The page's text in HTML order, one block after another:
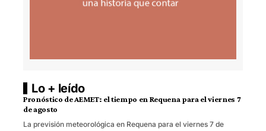
Lo + leído
Pronóstico de AEMET: el tiempo en Requena para el viernes 7
de agosto
La previsión meteorológica en Requena para el viernes 7 de